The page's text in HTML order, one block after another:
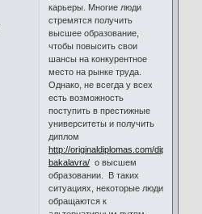
карьеры. Многие люди
стремятся получить
высшее образование,
чтобы повысить свои
шансы на конкурентное
место на рынке труда.
Однако, не всегда у всех
есть возможность
поступить в престижные
университеты и получить
диплом
http://originaldiplomas.com/diplom-
bakalavra/о высшем
образовании. В таких
ситуациях, некоторые люди
обращаются к